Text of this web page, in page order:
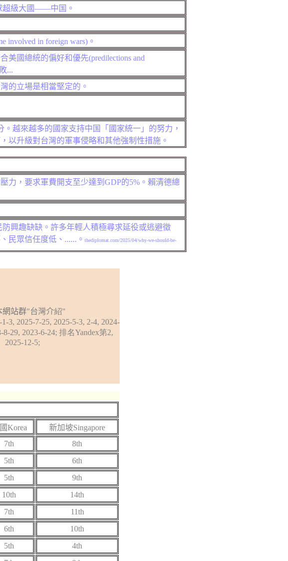
超級大國——中 国 。
involved in foreign wars) 。
美國總統的偏好和優先(predilections and
...
的立場是相當堅定的。
。越來越多的國家支持中 国
「國家統一」的努力，
以升級對台灣的軍事侵略和其他強制性措施 。
力，要求軍費開支至少達到 GDP的5%。賴清德總
興趣缺缺。許多年輕人積極尋求延役或逃避徵
民眾信任度低、 ...... 。 thediplomat.com/2025/04/why-we-should-be-
網站群"台灣介紹"
3, 2025-7-25, 2025-5-3, 2-4, 2024-
8-29, 2023-6-24; 排名Yandex第2,
2025-12-5;
Korea
新加坡Singapore
7th 8th
5th 6th
5th 9th
10th 14th
7th 11th
6th 10th
5th 4th